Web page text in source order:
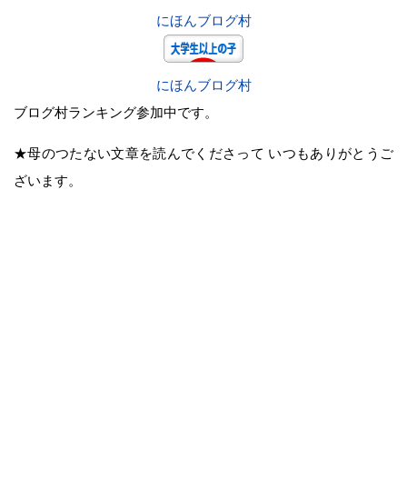
にほんブログ村
にほんブログ村
ブログ村ランキング参加中です。
★母のつたない文章を読んでくださって いつもありがとうご
ざいます。